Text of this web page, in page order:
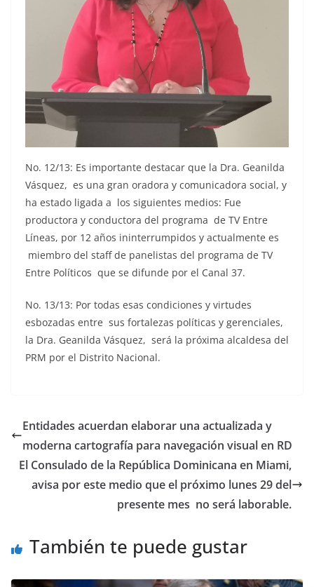
No. 12/13: Es importante destacar que la Dra. Geanilda
Vásquez, es una gran oradora y comunicadora social, y
ha estado ligada a los siguientes medios: Fue
productora y conductora del programa de TV Entre
Líneas, por 12 años ininterrumpidos y actualmente es
miembro del staff de panelistas del programa de TV
Entre Políticos que se difunde por el Canal 37.
No. 13/13: Por todas esas condiciones y virtudes
esbozadas entre sus fortalezas políticas y gerenciales,
la Dra. Geanilda Vásquez, será la próxima alcaldesa del
PRM por el Distrito Nacional.
Entidades acuerdan elaborar una actualizada y
moderna cartografía para navegación visual en RD
El Consulado de la República Dominicana en Miami,
avisa por este medio que el próximo lunes 29 del
presente mes no será laborable.
También te puede gustar